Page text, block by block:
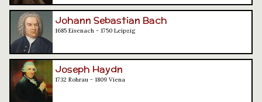
Johann Sebastian Bach
1685 Eisenach - 1750 Leipzig
Joseph Haydn
1732 Rohrau - 1809 Viena